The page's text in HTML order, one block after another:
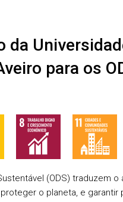
da
para os
(ODS) traduzem o
o planeta, e garantir